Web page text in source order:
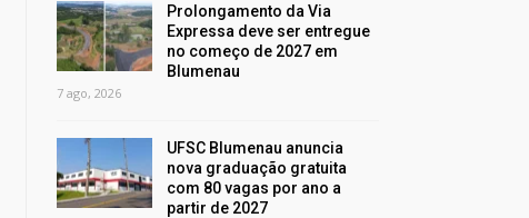
Prolongamento da Via
Expressa deve ser entregue
no começo de 2027 em
Blumenau
7 ago, 2026
UFSC Blumenau anuncia
nova graduação gratuita
com 80 vagas por ano a
partir de 2027